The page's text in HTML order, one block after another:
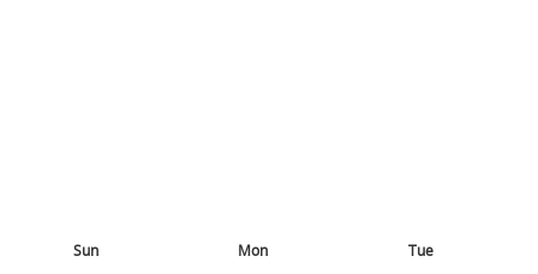
Sun Mon Tue